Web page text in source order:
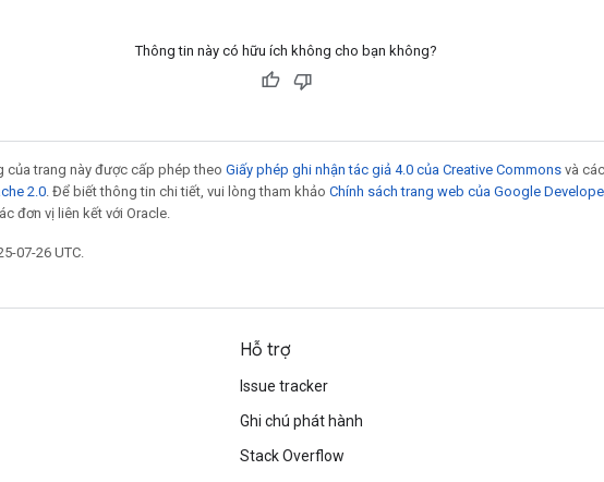
Thông tin này có hữu ích không cho bạn không?
của trang này được cấp phép theo Giấy phép ghi nhận tác giả 4.0 của Creative Commons và
2.0 . Để biết thông tin chi tiết, vui lòng tham khảo Chính sách trang web của Google
đơn vị liên kết với Oracle.
07-26 UTC.
Hỗ trợ
Issue tracker
Ghi chú phát hành
Stack Overflow